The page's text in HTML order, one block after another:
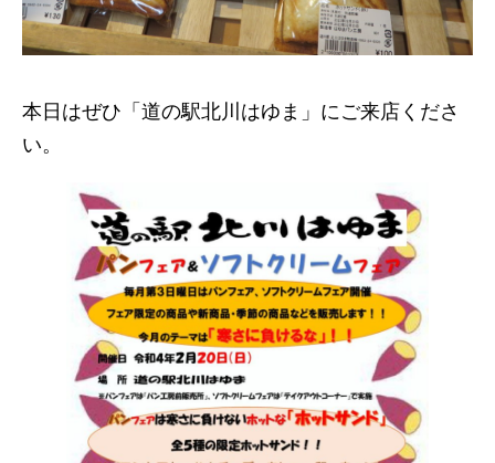
本日はぜひ「道の駅北川はゆま」にご来店くださ
い。